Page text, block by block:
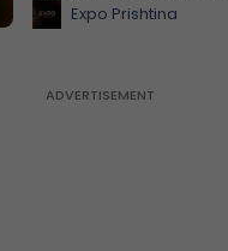
Expo Prishtina